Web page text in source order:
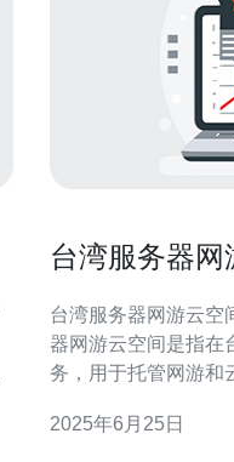
台湾服务器网
台湾服务器网游云空间，
器网游云空间是指在
务，用于托管网游和
提高用户体验。 台湾拥有良好的网络基础设施和稳定
2025年6月25日